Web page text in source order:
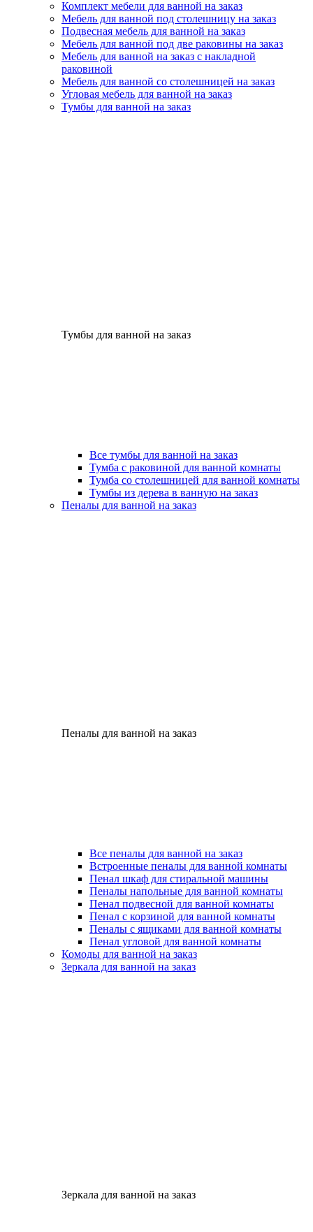
Комплект мебели для ванной на заказ
Мебель для ванной под столешницу на заказ
Подвесная мебель для ванной на заказ
Мебель для ванной под две раковины на заказ
Мебель для ванной на заказ с накладной
раковиной
Мебель для ванной со столешницей на заказ
Угловая мебель для ванной на заказ
Тумбы для ванной на заказ
Тумбы для ванной на заказ
Все тумбы для ванной на заказ
Тумба с раковиной для ванной комнаты
Тумба со столешницей для ванной комнаты
Тумбы из дерева в ванную на заказ
Пеналы для ванной на заказ
Пеналы для ванной на заказ
Все пеналы для ванной на заказ
Встроенные пеналы для ванной комнаты
Пенал шкаф для стиральной машины
Пеналы напольные для ванной комнаты
Пенал подвесной для ванной комнаты
Пенал с корзиной для ванной комнаты
Пеналы с ящиками для ванной комнаты
Пенал угловой для ванной комнаты
Комоды для ванной на заказ
Зеркала для ванной на заказ
Зеркала для ванной на заказ